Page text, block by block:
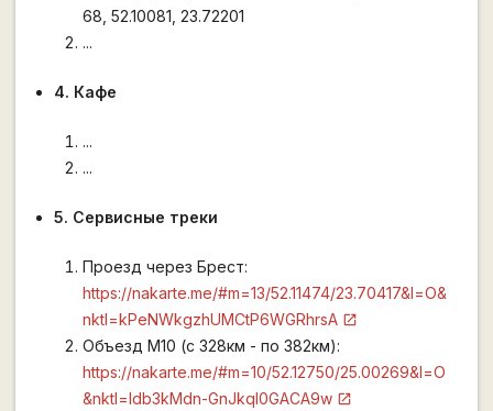
68, 52.10081, 23.72201
...
4. Кафе
...
...
5. Сервисные треки
Проезд через Брест:
https://nakarte.me/#m=13/52.11474/23.70417&l=O&
nktl=kPeNWkgzhUMCtP6WGRhrsA
Объезд М10 (с 328км - по 382км):
https://nakarte.me/#m=10/52.12750/25.00269&l=O
&nktl=Idb3kMdn-GnJkql0GACA9w